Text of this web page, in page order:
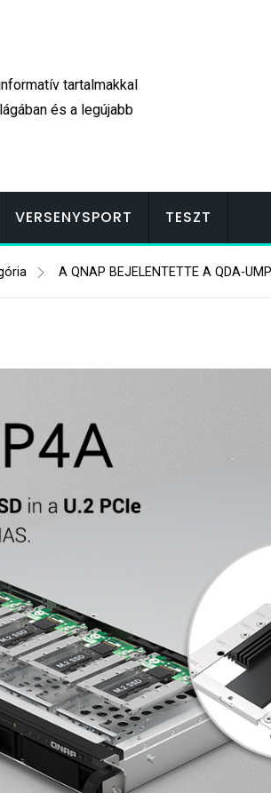
tartalmakkal
és a legújabb
VERSENYSPORT TESZT
A QNAP BEJELENTETTE A QDA-